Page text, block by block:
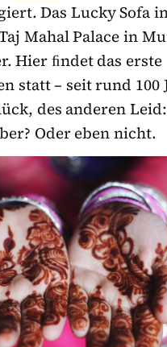
Das Lucky Sofa
Mahal Palace in
Hier ﬁndet das erste
statt – seit rund 100
des anderen
Oder eben nicht.